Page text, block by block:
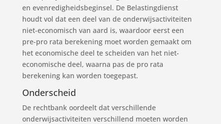
en evenredigheidsbeginsel. De Belastingdienst
houdt vol dat een deel van de onderwijsactiviteiten
niet-economisch van aard is, waardoor eerst een
pre-pro rata berekening moet worden gemaakt om
het economische deel te scheiden van het niet-
economische deel, waarna pas de pro rata
berekening kan worden toegepast.
Onderscheid
De rechtbank oordeelt dat verschillende
onderwijsactiviteiten verschillend moeten worden